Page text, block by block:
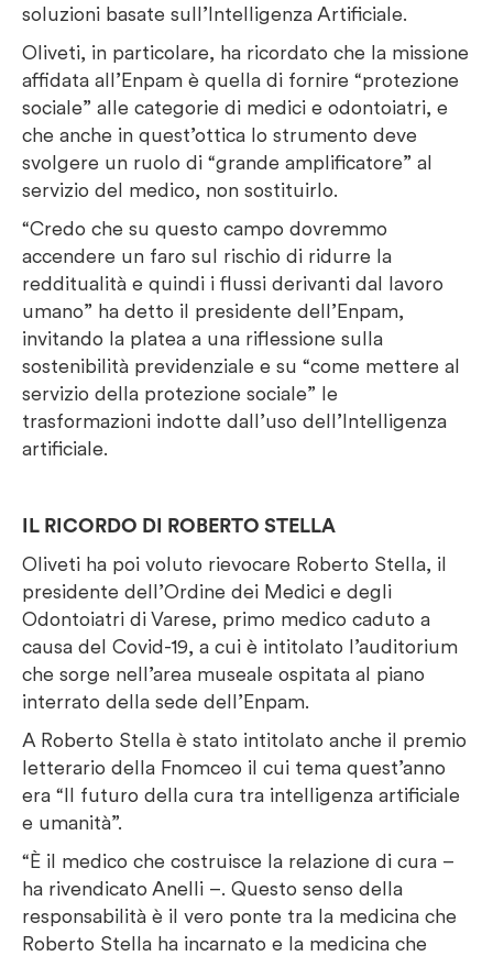
soluzioni basate sull’Intelligenza Artificiale.
Oliveti, in particolare, ha ricordato che la missione
affidata all’Enpam è quella di fornire “protezione
sociale” alle categorie di medici e odontoiatri, e
che anche in quest’ottica lo strumento deve
svolgere un ruolo di “grande amplificatore” al
servizio del medico, non sostituirlo.
“Credo che su questo campo dovremmo
accendere un faro sul rischio di ridurre la
redditualità e quindi i flussi derivanti dal lavoro
umano” ha detto il presidente dell’Enpam,
invitando la platea a una riflessione sulla
sostenibilità previdenziale e su “come mettere al
servizio della protezione sociale” le
trasformazioni indotte dall’uso dell’Intelligenza
artificiale.
IL RICORDO DI ROBERTO STELLA
Oliveti ha poi voluto rievocare Roberto Stella, il
presidente dell’Ordine dei Medici e degli
Odontoiatri di Varese, primo medico caduto a
causa del Covid-19, a cui è intitolato l’auditorium
che sorge nell’area museale ospitata al piano
interrato della sede dell’Enpam.
A Roberto Stella è stato intitolato anche il premio
letterario della Fnomceo il cui tema quest’anno
era “Il futuro della cura tra intelligenza artificiale
e umanità”.
“È il medico che costruisce la relazione di cura –
ha rivendicato Anelli –. Questo senso della
responsabilità è il vero ponte tra la medicina che
Roberto Stella ha incarnato e la medicina che